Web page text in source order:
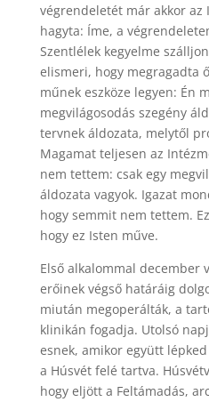
végrendeletét már akkor
hagyta: Íme, a
Szentlélek kegyelme
elismeri, hogy megragadta
műnek eszköze legyen: Én
megvilágosodás szegény
tervnek áldozata, melytől
Magamat teljesen az
nem tettem: csak egy
áldozata vagyok. Igazat
hogy semmit nem tettem.
hogy ez Isten műve.
Első alkalommal december
erőinek végső határáig
miután megoperálták, a
klinikán fogadja. Utolsó
esnek, amikor együtt
a Húsvét felé tartva.
hogy eljött a Feltámadás,